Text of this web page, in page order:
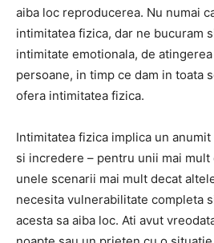
aiba loc reproducerea. Nu numai
intimitatea fizica, dar ne bucuram
intimitate emotionala, de
persoane, in timp ce dam in toata
ofera intimitatea fizica.
Intimitatea fizica implica un
si incredere – pentru unii mai
unele scenarii mai mult decat
necesita vulnerabilitate completa
acesta sa aiba loc. Ati avut